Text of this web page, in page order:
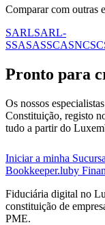
Comparar com outras
SARLSARL-
SSASASSCASNC
Pronto para
Os nossos
Constituição, registo
tudo a partir do
Iniciar a minha
Bookkeeper.luby
Fiduciária digital no
constituição de
PME.